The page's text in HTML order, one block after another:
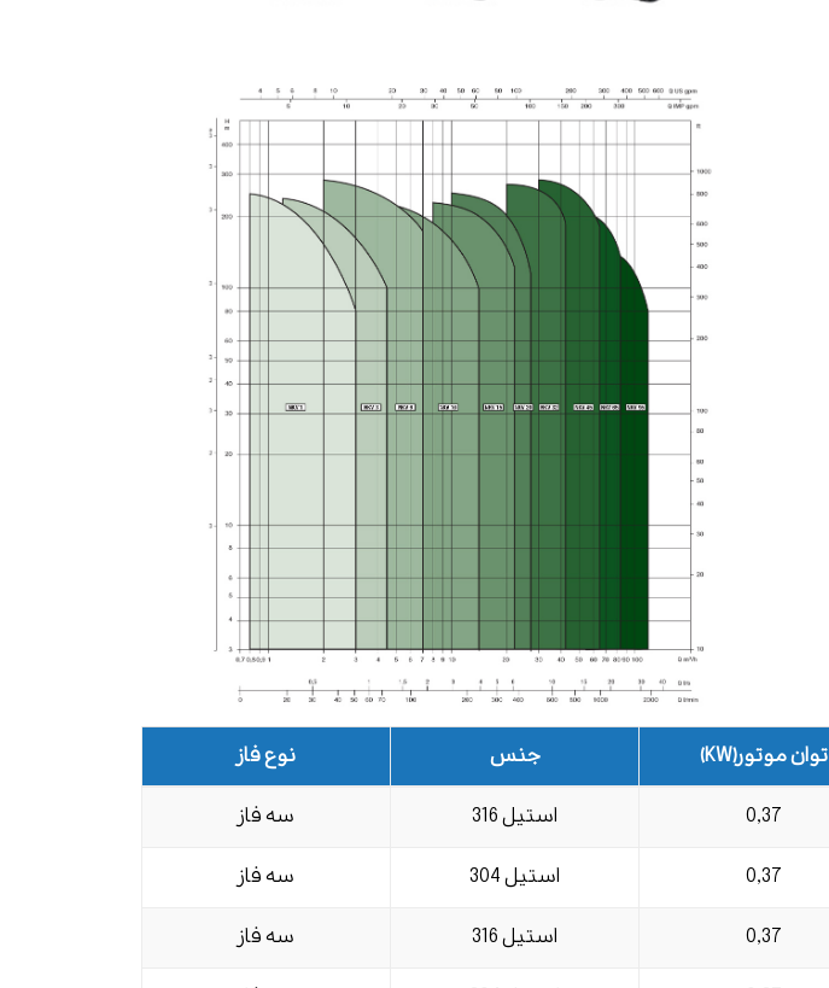
توان موتور(KW) جنس
نوع فاز
0,37 استیل 316
سه فاز
0,37 استیل 304
سه فاز
0,37 استیل 316
سه فاز